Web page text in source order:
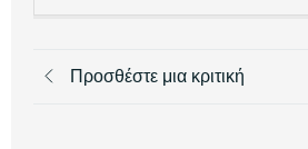
Προσθέστε μια κριτική